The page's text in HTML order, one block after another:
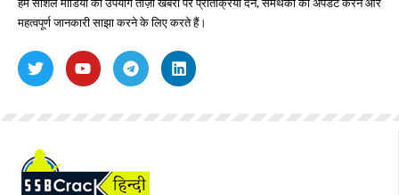
हम सोशल मीडिया का उपयोग ताज़ा खबरों पर प्रतिक्रिया देने, समर्थकों को अपडेट करने और
महत्वपूर्ण जानकारी साझा करने के लिए करते हैं।